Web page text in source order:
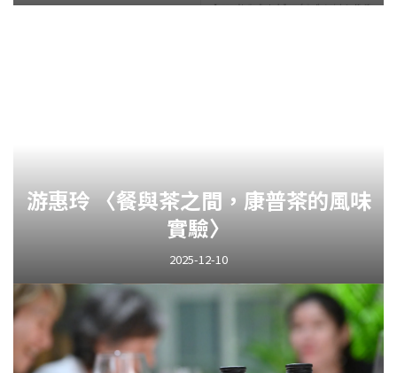
游惠玲 〈餐與茶之間，康普茶的風味
實驗〉
2025-12-10